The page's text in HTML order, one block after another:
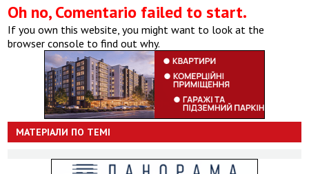
Oh no, Comentario failed to start.
If you own this website, you might want to look at the
browser console to find out why.
МАТЕРІАЛИ ПО ТЕМІ